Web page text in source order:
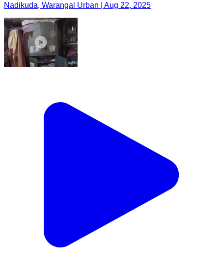
Nadikuda, Warangal Urban | Aug 22, 2025